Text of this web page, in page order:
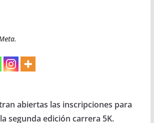
abiertas las inscripciones para
segunda edición carrera 5K.